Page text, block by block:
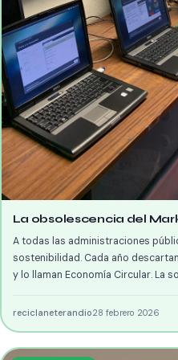
La obsolescencia del
A todas las administraciones
sostenibilidad. Cada año
y lo llaman Economía Circular. La
reciclaneterandio28 febrero 2026